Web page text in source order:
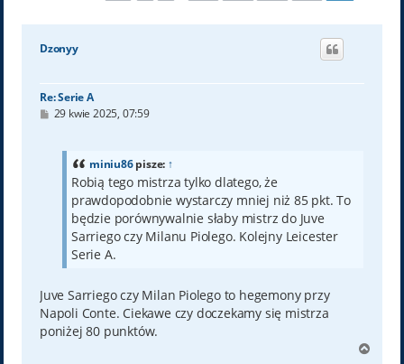
Dzonyy
Re: Serie A
P29 kwie 2025, 07:59
miniu86pisze: ↑
Robią tego mistrza tylko dlatego, że
prawdopodobnie wystarczy mniej niż 85 pkt. To
będzie porównywalnie słaby mistrz do Juve
Sarriego czy Milanu Piolego. Kolejny Leicester
Serie A.
Juve Sarriego czy Milan Piolego to hegemony przy
Napoli Conte. Ciekawe czy doczekamy się mistrza
poniżej 80 punktów.